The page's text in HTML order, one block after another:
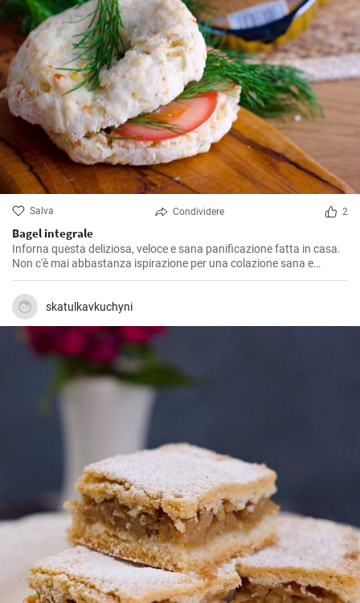
Salva Condividere 2
Bagel integrale
Inforna questa deliziosa, veloce e sana panificazione fatta in casa.
Non c'è mai abbastanza ispirazione per una colazione sana e
gustosa.
skatulkavkuchyni